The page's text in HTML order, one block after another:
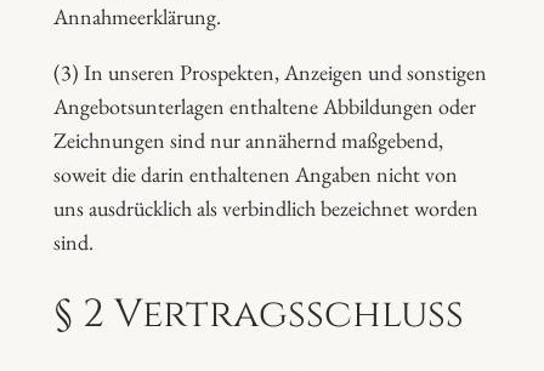
Annahmeerklärung.
(3) In unseren Prospekten, Anzeigen und sonstigen
Angebotsunterlagen enthaltene Abbildungen oder
Zeichnungen sind nur annähernd maßgebend,
soweit die darin enthaltenen Angaben nicht von
uns ausdrücklich als verbindlich bezeichnet worden
sind.
§ 2 Vertragsschluss